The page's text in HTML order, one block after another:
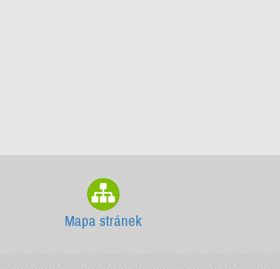
Mapa stránek